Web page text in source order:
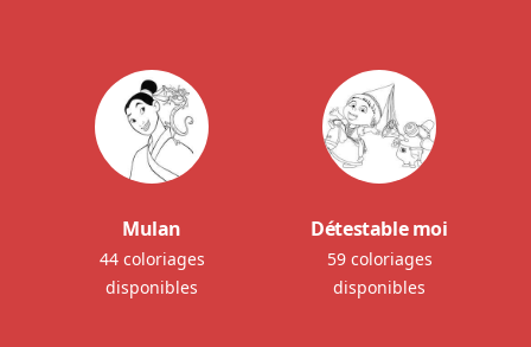
Mulan
44 coloriages
disponibles
Détestable moi
59 coloriages
disponibles